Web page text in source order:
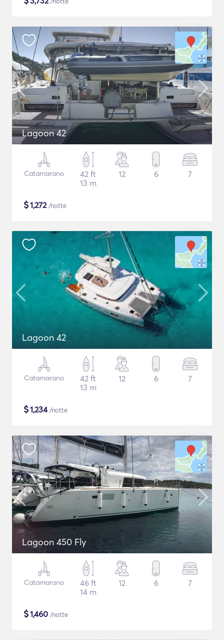
Lagoon 42
Catamarano
42 ft
13 m
12 6 7
$1,272/notte
Lagoon 42
Catamarano
42 ft
13 m
12 6 7
$1,234/notte
Lagoon 450 Fly
Catamarano
46 ft
14 m
12 6 7
$1,460 /notte